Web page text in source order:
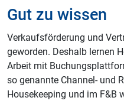
Gut zu wissen
Verkaufsförderung und
geworden. Deshalb lernen
Arbeit mit
so genannte Channel- und
Housekeeping und im F&B